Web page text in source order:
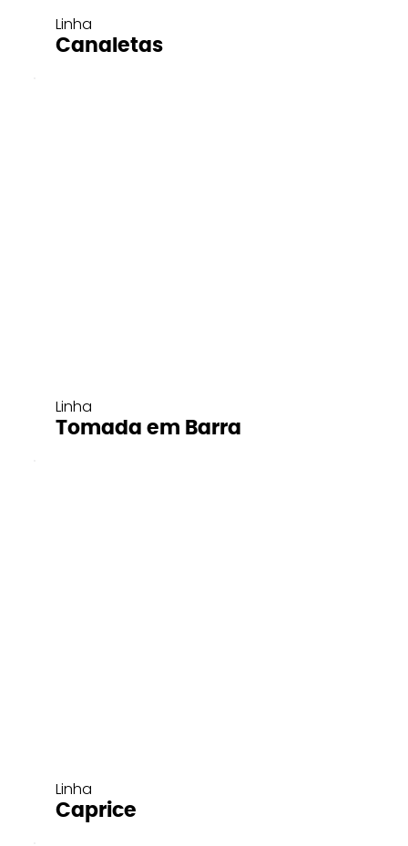
Linha
Canaletas
Linha
Tomada em Barra
Linha
Caprice